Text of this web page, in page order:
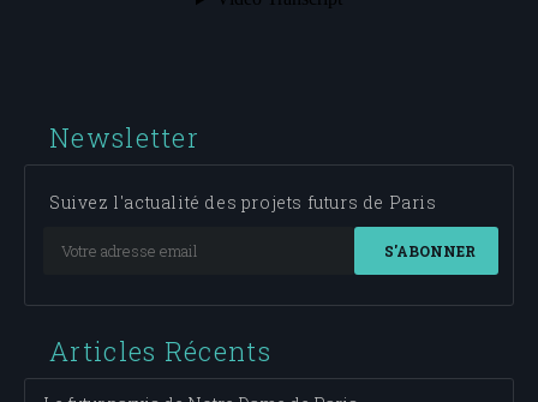
Newsletter
Suivez l'actualité des projets futurs de Paris
S'ABONNER
Articles Récents